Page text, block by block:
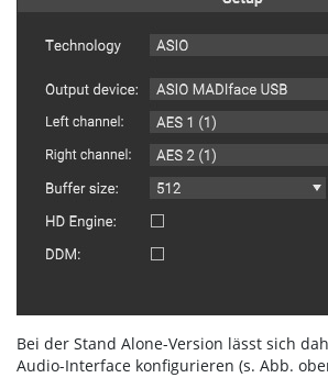
Bei der Stand Alone-Version lässt sich
Audio-Interface konfigurieren (s. Abb.